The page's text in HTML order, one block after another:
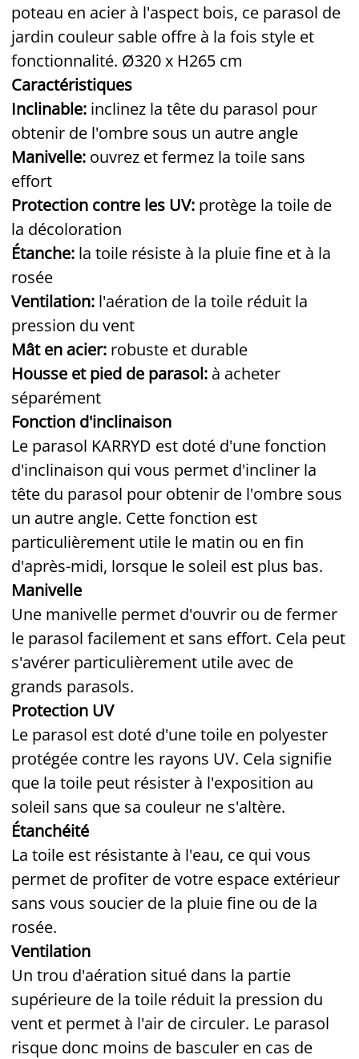
poteau en acier à l'aspect bois, ce parasol de
jardin couleur sable offre à la fois style et
fonctionnalité. Ø320 x H265 cm
Caractéristiques
Inclinable: inclinez la tête du parasol pour
obtenir de l'ombre sous un autre angle
Manivelle: ouvrez et fermez la toile sans
effort
Protection contre les UV: protège la toile de
la décoloration
Étanche: la toile résiste à la pluie fine et à la
rosée
Ventilation: l'aération de la toile réduit la
pression du vent
Mât en acier: robuste et durable
Housse et pied de parasol: à acheter
séparément
Fonction d'inclinaison
Le parasol KARRYD est doté d'une fonction
d'inclinaison qui vous permet d'incliner la
tête du parasol pour obtenir de l'ombre sous
un autre angle. Cette fonction est
particulièrement utile le matin ou en fin
d'après-midi, lorsque le soleil est plus bas.
Manivelle
Une manivelle permet d'ouvrir ou de fermer
le parasol facilement et sans effort. Cela peut
s'avérer particulièrement utile avec de
grands parasols.
Protection UV
Le parasol est doté d'une toile en polyester
protégée contre les rayons UV. Cela signifie
que la toile peut résister à l'exposition au
soleil sans que sa couleur ne s'altère.
Étanchéité
La toile est résistante à l'eau, ce qui vous
permet de profiter de votre espace extérieur
sans vous soucier de la pluie fine ou de la
rosée.
Ventilation
Un trou d'aération situé dans la partie
supérieure de la toile réduit la pression du
vent et permet à l'air de circuler. Le parasol
risque donc moins de basculer en cas de